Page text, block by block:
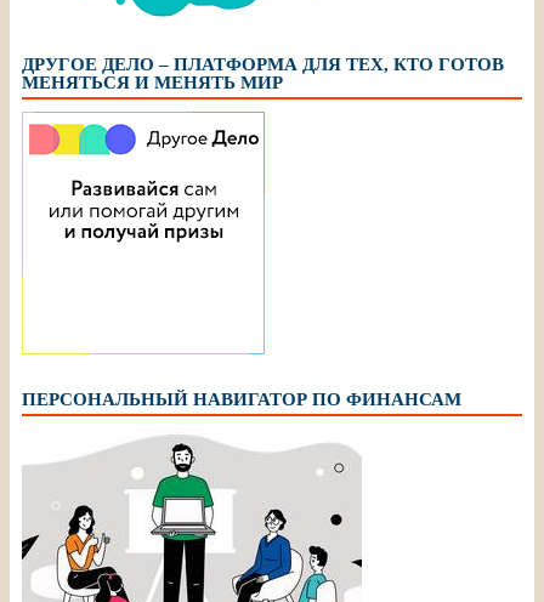
ДРУГОЕ ДЕЛО – ПЛАТФОРМА ДЛЯ ТЕХ, КТО ГОТОВ
МЕНЯТЬСЯ И МЕНЯТЬ МИР
ПЕРСОНАЛЬНЫЙ НАВИГАТОР ПО ФИНАНСАМ